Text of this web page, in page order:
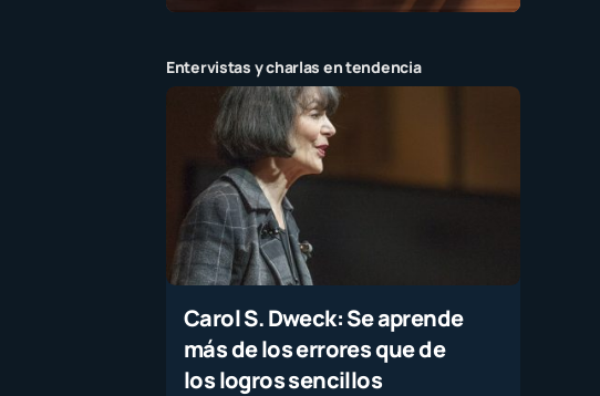
Entervistas y charlas en tendencia
Carol S. Dweck: Se aprende
más de los errores que de
los logros sencillos